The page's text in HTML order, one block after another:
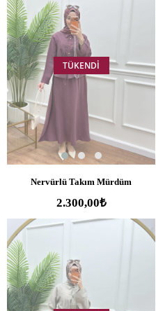
TÜKENDI
Nervürlü Takım Mürdüm
2.300,00₺